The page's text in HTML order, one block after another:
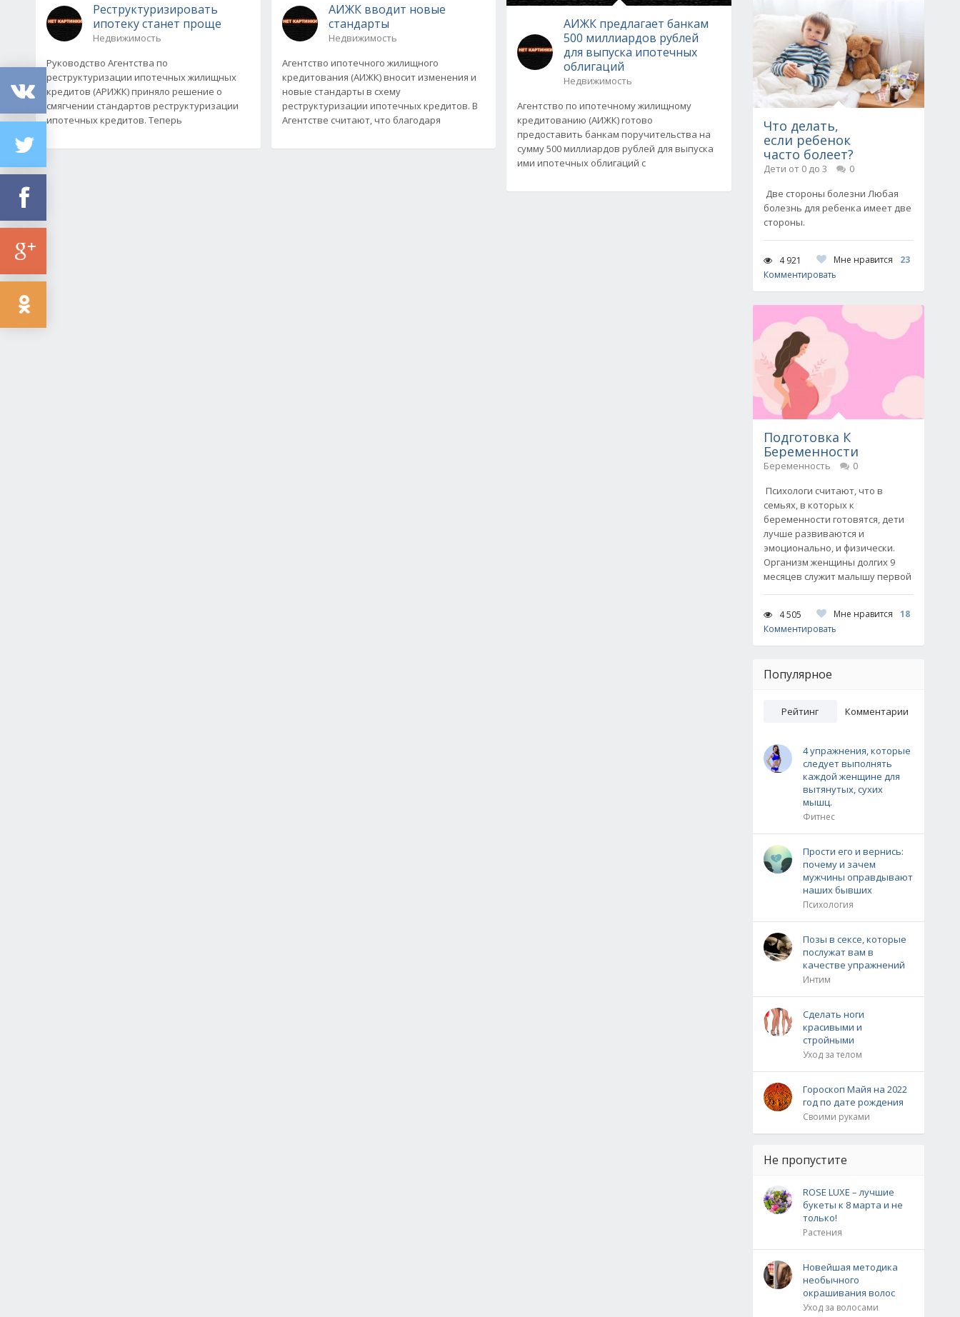
Реструктуризировать
ипотеку станет проще
Недвижимость
Руководство Агентства по
реструктуризации ипотечных жилищных
кредитов (АРИЖК) приняло решение о
смягчении стандартов реструктуризации
ипотечных кредитов. Теперь
АИЖК вводит новые
стандарты
Недвижимость
Агентство ипотечного жилищного
кредитования (АИЖК) вносит изменения и
новые стандарты в схему
реструктуризации ипотечных кредитов. В
Агентстве считают, что благодаря
АИЖК предлагает банкам
500 миллиардов рублей
для выпуска ипотечных
облигаций
Недвижимость
Агентство по ипотечному жилищному
кредитованию (АИЖК) готово
предоставить банкам поручительства на
сумму 500 миллиардов рублей для выпуска
ими ипотечных облигаций с
Что делать,
если ребенок
часто болеет?
Дети от 0 до 3
0
Две стороны болезни Любая
болезнь для ребенка имеет две
стороны.
4 921 Мне нравится
23
Комментировать
Подготовка К
Беременности
Беременность
0
Психологи считают, что в
семьях, в которых к
беременности готовятся, дети
лучше развиваются и
эмоционально, и физически.
Организм женщины долгих 9
месяцев служит малышу первой
4 505 Мне нравится
18
Комментировать
Популярное
Рейтинг Комментарии
4 упражнения, которые
следует выполнять
каждой женщине для
вытянутых, сухих
мышц.
Фитнес
Прости его и вернись:
почему и зачем
мужчины оправдывают
наших бывших
Психология
Позы в сексе, которые
послужат вам в
качестве упражнений
Интим
Сделать ноги
красивыми и
стройными
Уход за телом
Гороскоп Майя на 2022
год по дате рождения
Своими руками
Не пропустите
ROSE LUXE – лучшие
букеты к 8 марта и не
только!
Растения
Новейшая методика
необычного
окрашивания волос
Уход за волосами